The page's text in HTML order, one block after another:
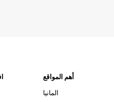
أهم المواقع
المانيا